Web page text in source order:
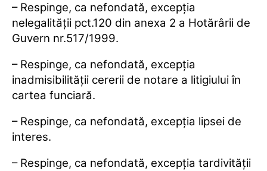
– Respinge, ca nefondată, excepţia
nelegalităţii pct.120 din anexa 2 a Hotărârii de
Guvern nr.517/1999.
– Respinge, ca nefondată, excepţia
inadmisibilităţii cererii de notare a litigiului în
cartea funciară.
– Respinge, ca nefondată, excepţia lipsei de
interes.
– Respinge, ca nefondată, excepţia tardivităţii